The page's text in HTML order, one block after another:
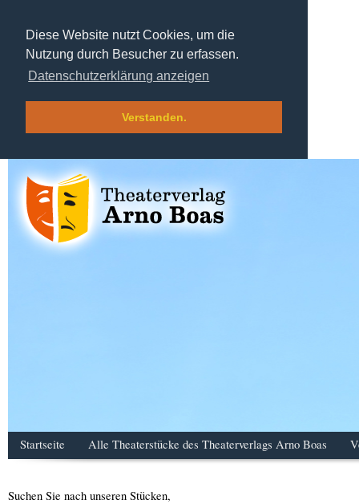
Diese Website nutzt Cookies, um die
Nutzung durch Besucher zu erfassen.
Datenschutzerklärung anzeigen
Verstanden.
Startseite Alle Theaterstücke des Theaterverlags Arno Boas
Suchen Sie nach unseren Stücken,